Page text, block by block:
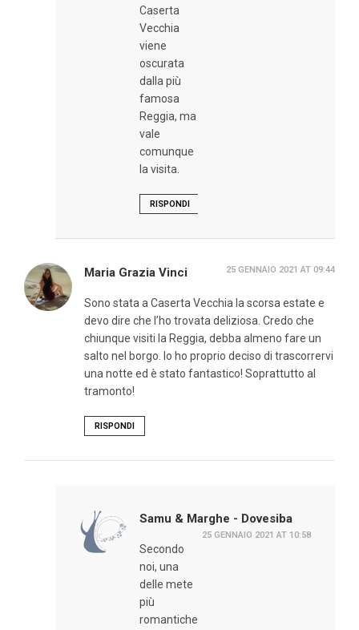
Caserta
Vecchia
viene
oscurata
dalla più
famosa
Reggia, ma
vale
comunque
la visita.
RISPONDI
Maria Grazia Vinci 25 GENNAIO 2021 AT 09:44
Sono stata a Caserta Vecchia la scorsa estate e
devo dire che l’ho trovata deliziosa. Credo che
chiunque visiti la Reggia, debba almeno fare un
salto nel borgo. Io ho proprio deciso di trascorrervi
una notte ed è stato fantastico! Soprattutto al
tramonto!
RISPONDI
Samu & Marghe - Dovesiba
25 GENNAIO 2021 AT 10:58
Secondo
noi, una
delle mete
più
romantiche